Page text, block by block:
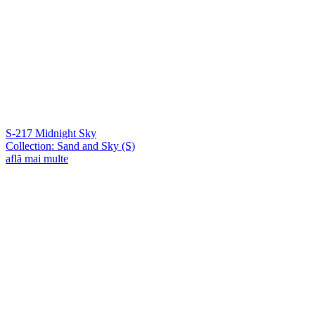
S-217 Midnight Sky
Collection: Sand and Sky (S)
află mai multe